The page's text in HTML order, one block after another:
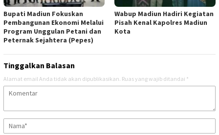
Bupati Madiun Fokuskan
Pembangunan Ekonomi Melalui
Program Unggulan Petani dan
Peternak Sejahtera (Pepes)
Wabup Madiun Hadiri Kegiatan
Pisah Kenal Kapolres Madiun
Kota
Tinggalkan Balasan
Alamat email Anda tidak akan dipublikasikan. Ruas yang wajib ditandai *